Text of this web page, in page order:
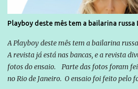
cidadão brasileiro não precisa só ser
da Lava Jato, Reformas que podem retirar
quem vai ser preso ou não; é preciso levar
simples ao mais burguês, o que diz a
seus direitos e deveres em ...
Playboy deste mês tem a bailarina russa
A Playboy deste mês tem a bailarina
A revista já está nas bancas, e a revista
fotos do ensaio. Parte das fotos foram
no Rio de Janeiro. O ensaio foi feito pelo